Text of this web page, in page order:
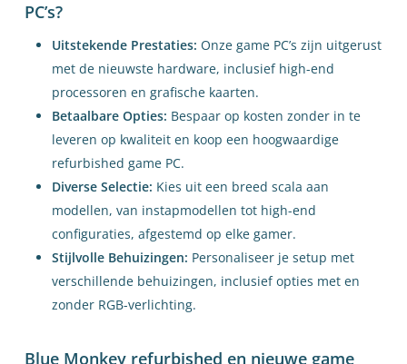
PC’s?
Uitstekende Prestaties: Onze game PC’s zijn uitgerust
met de nieuwste hardware, inclusief high-end
processoren en grafische kaarten.
Betaalbare Opties: Bespaar op kosten zonder in te
leveren op kwaliteit en koop een hoogwaardige
refurbished game PC.
Diverse Selectie: Kies uit een breed scala aan
modellen, van instapmodellen tot high-end
configuraties, afgestemd op elke gamer.
Stijlvolle Behuizingen: Personaliseer je setup met
verschillende behuizingen, inclusief opties met en
zonder RGB-verlichting.
Blue Monkey refurbished en nieuwe game